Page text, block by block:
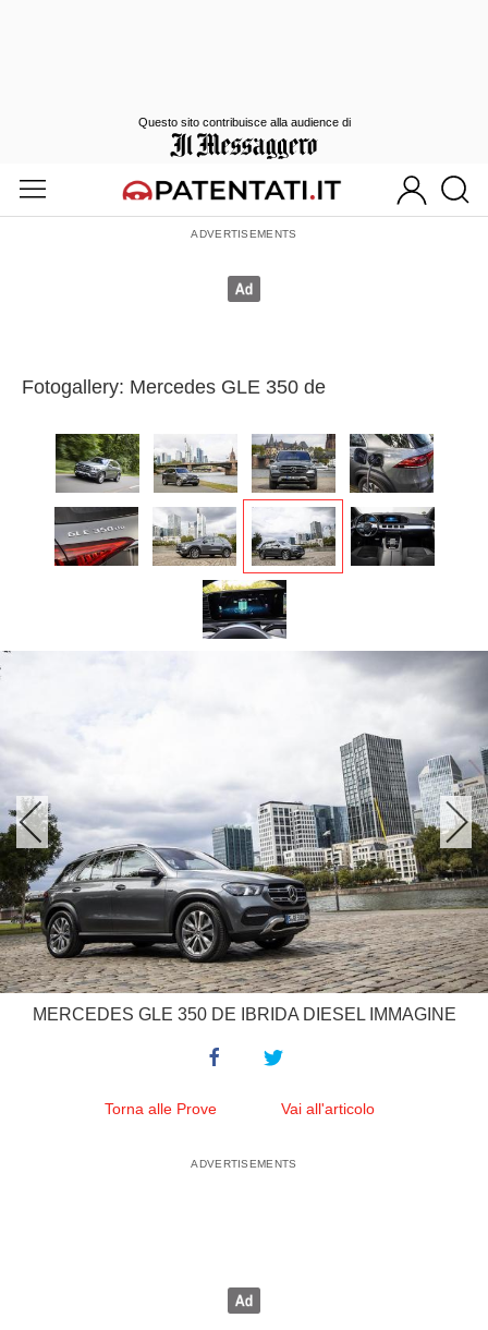
Fotogallery: Mercedes GLE 350 de
MERCEDES GLE 350 DE IBRIDA DIESEL IMMAGINE
Torna alle Prove Vai all'articolo
Questo sito contribuisce alla audience di